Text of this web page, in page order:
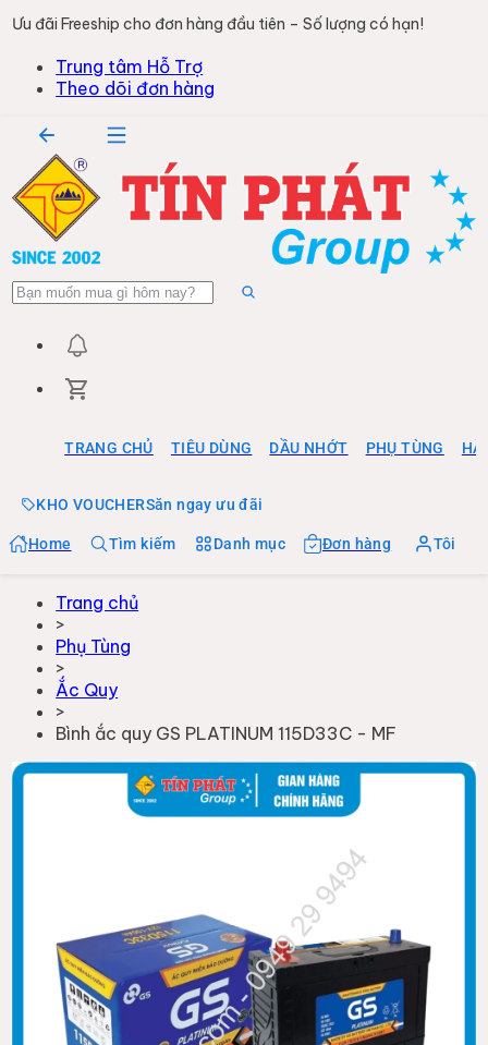
Ưu đãi Freeship cho đơn hàng đầu tiên – Số lượng có hạn!
Trung tâm Hỗ Trợ
Theo dõi đơn hàng
TRANG CHỦ TIÊU DÙNG DẦU NHỚT PHỤ TÙNG
KHO VOUCHERSăn ngay ưu đãi
Home Tìm kiếm Danh mục Đơn hàng Tôi
Trang chủ
>
Phụ Tùng
>
Ắc Quy
>
Bình ắc quy GS PLATINUM 115D33C - MF